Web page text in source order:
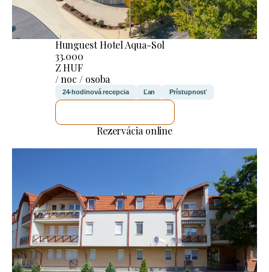
Hunguest Hotel Aqua-Sol
33.000
Z HUF
/ noc / osoba
24-hodinová recepcia Ľan Prístupnosť
Rezervácia online